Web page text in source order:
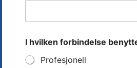
I hvilken forbindelse
Profesjonell